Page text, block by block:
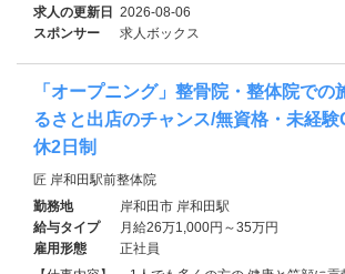
求人の更新日 2026-08-06
スポンサー
求人ボックス
「オープニング」整骨院・整体院での
るさと出店のチャンス/無資格・未経験
休2日制
匠 岸和田駅前整体院
勤務地
岸和田市 岸和田駅
給与タイプ
月給26万1,000円～35万円
雇用形態
正社員